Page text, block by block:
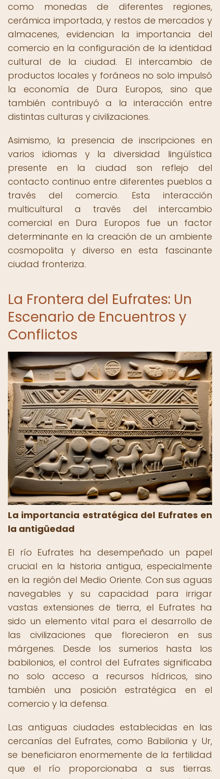
como monedas de diferentes regiones,
cerámica importada, y restos de mercados y
almacenes, evidencian la importancia del
comercio en la configuración de la identidad
cultural de la ciudad. El intercambio de
productos locales y foráneos no solo impulsó
la economía de Dura Europos, sino que
también contribuyó a la interacción entre
distintas culturas y civilizaciones.
Asimismo, la presencia de inscripciones en
varios idiomas y la diversidad lingüística
presente en la ciudad son reflejo del
contacto continuo entre diferentes pueblos a
través del comercio. Esta interacción
multicultural a través del intercambio
comercial en Dura Europos fue un factor
determinante en la creación de un ambiente
cosmopolita y diverso en esta fascinante
ciudad fronteriza.
La Frontera del Eufrates: Un
Escenario de Encuentros y
Conflictos
La importancia estratégica del Eufrates en
la antigüedad
El río Eufrates ha desempeñado un papel
crucial en la historia antigua, especialmente
en la región del Medio Oriente. Con sus aguas
navegables y su capacidad para irrigar
vastas extensiones de tierra, el Eufrates ha
sido un elemento vital para el desarrollo de
las civilizaciones que florecieron en sus
márgenes. Desde los sumerios hasta los
babilonios, el control del Eufrates significaba
no solo acceso a recursos hídricos, sino
también una posición estratégica en el
comercio y la defensa.
Las antiguas ciudades establecidas en las
cercanías del Eufrates, como Babilonia y Ur,
se beneficiaron enormemente de la fertilidad
que el río proporcionaba a sus tierras.